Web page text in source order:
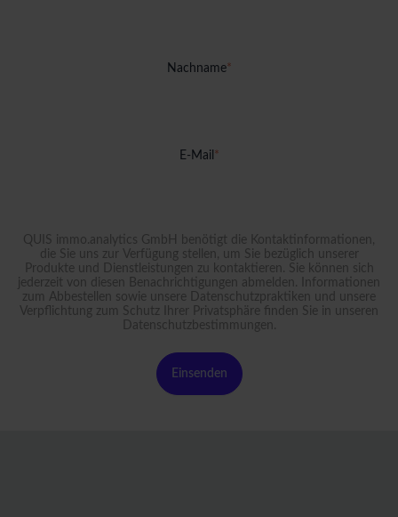
Nachname*
E-Mail *
QUIS immo.analytics GmbH benötigt die Kontaktinformationen,
die Sie uns zur Verfügung stellen, um Sie bezüglich unserer
Produkte und Dienstleistungen zu kontaktieren. Sie können sich
jederzeit von diesen Benachrichtigungen abmelden. Informationen
zum Abbestellen sowie unsere Datenschutzpraktiken und unsere
Verpflichtung zum Schutz Ihrer Privatsphäre finden Sie in unseren
Datenschutzbestimmungen